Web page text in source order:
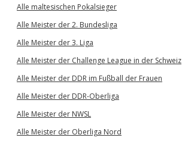
Alle maltesischen Pokalsieger
Alle Meister der 2. Bundesliga
Alle Meister der 3. Liga
Alle Meister der Challenge League in der Schweiz
Alle Meister der DDR im Fußball der Frauen
Alle Meister der DDR-Oberliga
Alle Meister der NWSL
Alle Meister der Oberliga Nord